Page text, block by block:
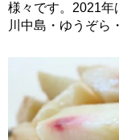
様々です。2021年
川中島・ゆうぞら